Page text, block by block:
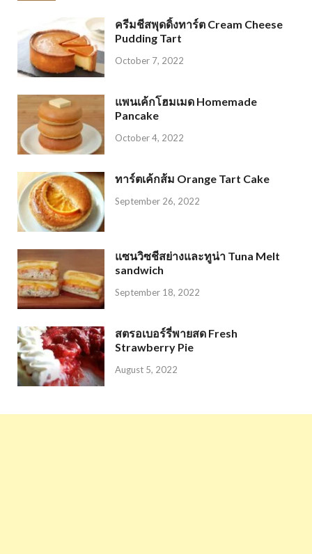
ครีมชีสพุดดิ้งทาร์ต Cream Cheese
Pudding Tart
October 7, 2022
แพนเค้กโฮมเมด Homemade
Pancake
October 4, 2022
ทาร์ตเค้กส้ม Orange Tart Cake
September 26, 2022
แซนวิซชีสย่างและทูน่า Tuna Melt
sandwich
September 18, 2022
สตรอเบอร์รี่พายสด Fresh
Strawberry Pie
August 5, 2022